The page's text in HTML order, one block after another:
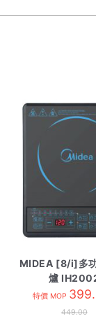
MIDEA [8/i]多
爐
特價 MOP
449.00